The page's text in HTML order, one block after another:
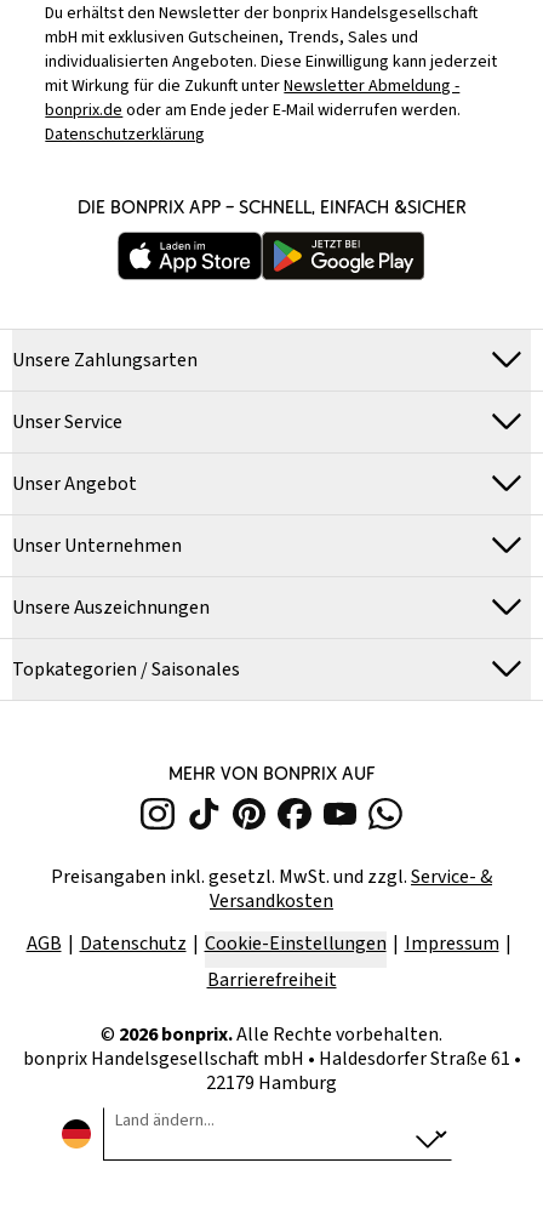
Du erhältst den Newsletter der bonprix Handelsgesellschaft
mbH mit exklusiven Gutscheinen, Trends, Sales und
individualisierten Angeboten. Diese Einwilligung kann jederzeit
mit Wirkung für die Zukunft unterNewsletter Abmeldung -
bonprix.deoder am Ende jeder E-Mail widerrufen werden.
Datenschutzerklärung
DIE BONPRIX APP – SCHNELL, EINFACH &SICHER
Unsere Zahlungsarten
Unser Service
Unser Angebot
Unser Unternehmen
Unsere Auszeichnungen
Topkategorien / Saisonales
MEHR VON BONPRIX AUF
Preisangaben inkl. gesetzl. MwSt. und zzgl.Service- &
Versandkosten
AGB
Datenschutz Cookie-Einstellungen
Impressum
Barrierefreiheit
© 2026bonprix.Alle Rechte vorbehalten.
bonprix Handelsgesellschaft mbH • Haldesdorfer Straße 61 •
22179 Hamburg
Land ändern...